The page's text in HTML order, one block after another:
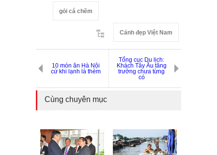
gỏi cá chẽm
Cảnh đẹp Việt Nam
10 món ăn Hà Nội
cứ khi lạnh là thèm
Tổng cục Du lịch:
Khách Tây Âu tăng
trưởng chưa từng
có
Cùng chuyên mục